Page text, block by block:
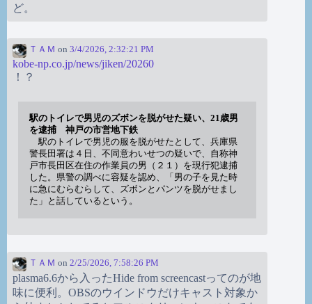
ど。
ＴＡＭ on 3/4/2026, 2:32:21 PM
kobe-np.co.jp/news/jiken/20260
！？
駅のトイレで男児のズボンを脱がせた疑い、21歳男
を逮捕 神戸の市営地下鉄
駅のトイレで男児の服を脱がせたとして、兵庫県
警長田署は４日、不同意わいせつの疑いで、自称神
戸市長田区在住の作業員の男（２１）を現行犯逮捕
した。県警の調べに容疑を認め、「男の子を見た時
に急にむらむらして、ズボンとパンツを脱がせまし
た」と話しているという。
ＴＡＭ on 2/25/2026, 7:58:26 PM
plasma6.6から入ったHide from screencastってのが地
味に便利。OBSのウインドウだけキャスト対象か